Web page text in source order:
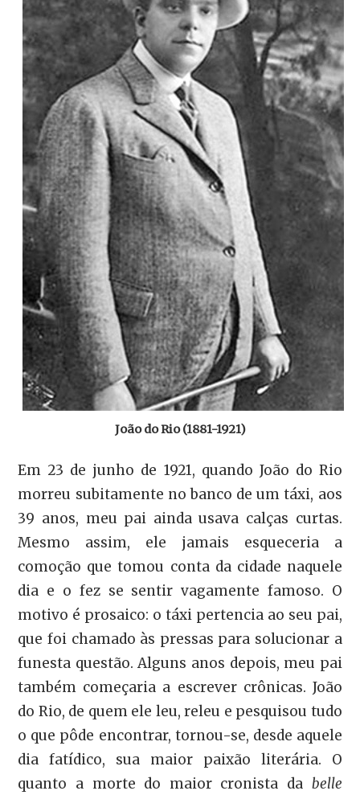
João do Rio (1881-1921)
Em 23 de junho de 1921, quando João do Rio
morreu subitamente no banco de um táxi, aos
39 anos, meu pai ainda usava calças curtas.
Mesmo assim, ele jamais esqueceria a
comoção que tomou conta da cidade naquele
dia e o fez se sentir vagamente famoso. O
motivo é prosaico: o táxi pertencia ao seu pai,
que foi chamado às pressas para solucionar a
funesta questão. Alguns anos depois, meu pai
também começaria a escrever crônicas. João
do Rio, de quem ele leu, releu e pesquisou tudo
o que pôde encontrar, tornou-se, desde aquele
dia fatídico, sua maior paixão literária. O
quanto a morte do maior cronista da belle